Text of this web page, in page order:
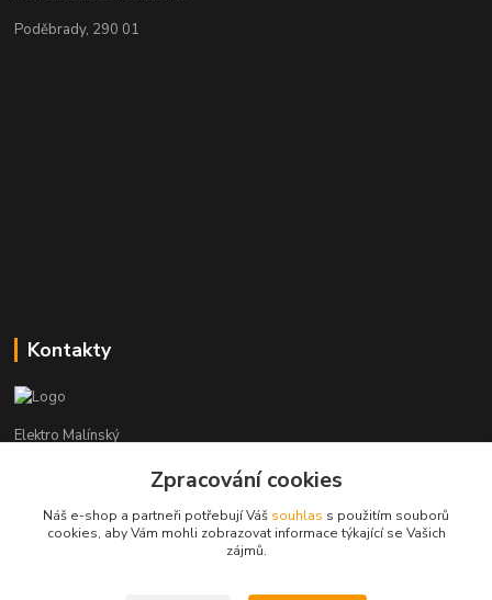
Poděbrady, 290 01
Kontakty
Elektro Malínský
+420 608 255 160
(Po-Čt - 8:30-16:00, Pá - 8:30-14:00)
Zpracování cookies
Náš e-shop a partneři potřebují Váš souhlas s použitím souborů
cookies, aby Vám mohli zobrazovat informace týkající se Vašich
zájmů.